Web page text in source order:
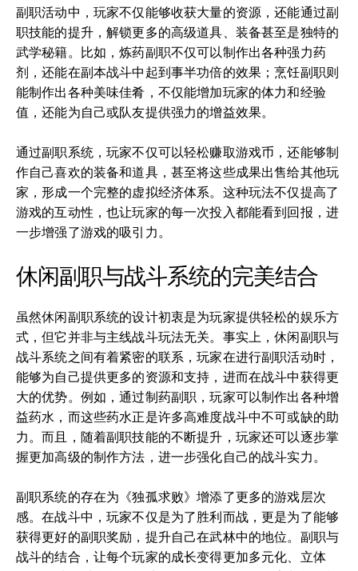
副职活动中，玩家不仅能够收获大量的资源，还能通过副
职技能的提升，解锁更多的高级道具、装备甚至是独特的
武学秘籍。比如，炼药副职不仅可以制作出各种强力药
剂，还能在副本战斗中起到事半功倍的效果；烹饪副职则
能制作出各种美味佳肴，不仅能增加玩家的体力和经验
值，还能为自己或队友提供强力的增益效果。
通过副职系统，玩家不仅可以轻松赚取游戏币，还能够制
作自己喜欢的装备和道具，甚至将这些成果出售给其他玩
家，形成一个完整的虚拟经济体系。这种玩法不仅提高了
游戏的互动性，也让玩家的每一次投入都能看到回报，进
一步增强了游戏的吸引力。
休闲副职与战斗系统的完美结合
虽然休闲副职系统的设计初衷是为玩家提供轻松的娱乐方
式，但它并非与主线战斗玩法无关。事实上，休闲副职与
战斗系统之间有着紧密的联系，玩家在进行副职活动时，
能够为自己提供更多的资源和支持，进而在战斗中获得更
大的优势。例如，通过制药副职，玩家可以制作出各种增
益药水，而这些药水正是许多高难度战斗中不可或缺的助
力。而且，随着副职技能的不断提升，玩家还可以逐步掌
握更加高级的制作方法，进一步强化自己的战斗实力。
副职系统的存在为《独孤求败》增添了更多的游戏层次
感。在战斗中，玩家不仅是为了胜利而战，更是为了能够
获得更好的副职奖励，提升自己在武林中的地位。副职与
战斗的结合，让每个玩家的成长变得更加多元化、立体